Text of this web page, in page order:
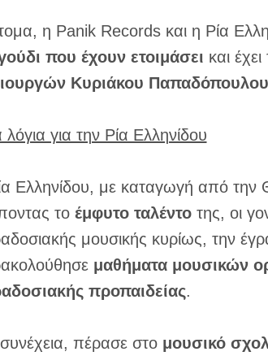
η Panik Records και η Ρία
που έχουν ετοιμάσει και έχει
Κυριάκου Παπαδόπουλου
λόγια για την Ρία Ελληνίδου
Ελληνίδου, με καταγωγή από την
το έμφυτο ταλέντο της, οι
μουσικής κυρίως, την
μαθήματα μουσικών
προπαιδείας.
πέρασε στο μουσικό